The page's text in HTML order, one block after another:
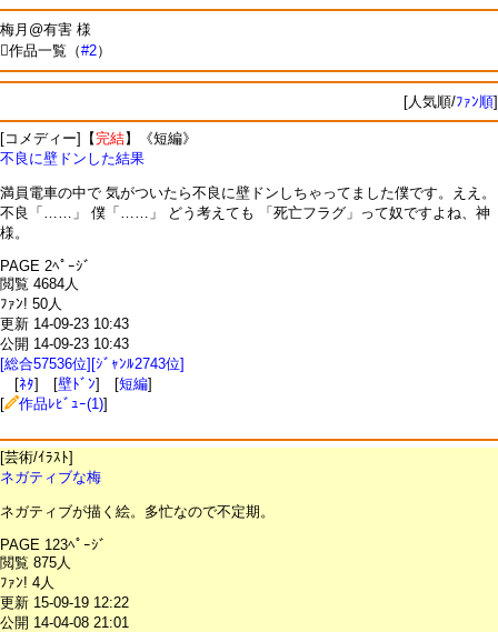
梅月@有害 様
作品一覧（#2）
[人気順/ﾌｧﾝ順]
[コメディー]【完結】《短編》
不良に壁ドンした結果
満員電車の中で 気がついたら不良に壁ドンしちゃってました僕です。ええ。
不良「……」 僕「……」 どう考えても 「死亡フラグ」って奴ですよね、神
様。
PAGE 2ﾍﾟｰｼﾞ
閲覧 4684人
ﾌｧﾝ! 50人
更新 14-09-23 10:43
公開 14-09-23 10:43
[総合57536位][ｼﾞｬﾝﾙ2743位]
[ﾈﾀ] [壁ﾄﾞﾝ] [短編]
[
作品ﾚﾋﾞｭｰ(1)]
[芸術/ｲﾗｽﾄ]
ネガティブな梅
ネガティブが描く絵。多忙なので不定期。
PAGE 123ﾍﾟｰｼﾞ
閲覧 875人
ﾌｧﾝ! 4人
更新 15-09-19 12:22
公開 14-04-08 21:01